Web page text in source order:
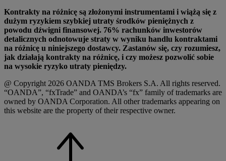
Kontrakty na różnicę są złożonymi instrumentami i wiążą się z
dużym ryzykiem szybkiej utraty środków pieniężnych z
powodu dźwigni finansowej. 76% rachunków inwestorów
detalicznych odnotowuje straty w wyniku handlu kontraktami
na różnicę u niniejszego dostawcy. Zastanów się, czy rozumiesz,
jak działają kontrakty na różnicę, i czy możesz pozwolić sobie
na wysokie ryzyko utraty pieniędzy.
@ Copyright 2026 OANDA TMS Brokers S.A. All rights reserved.
“OANDA”, “fxTrade” and OANDA’s “fx” family of trademarks are
owned by OANDA Corporation. All other trademarks appearing on
this website are the property of their respective owner.